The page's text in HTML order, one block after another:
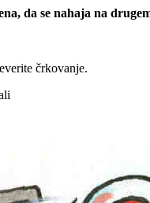
da se nahaja na
črkovanje.